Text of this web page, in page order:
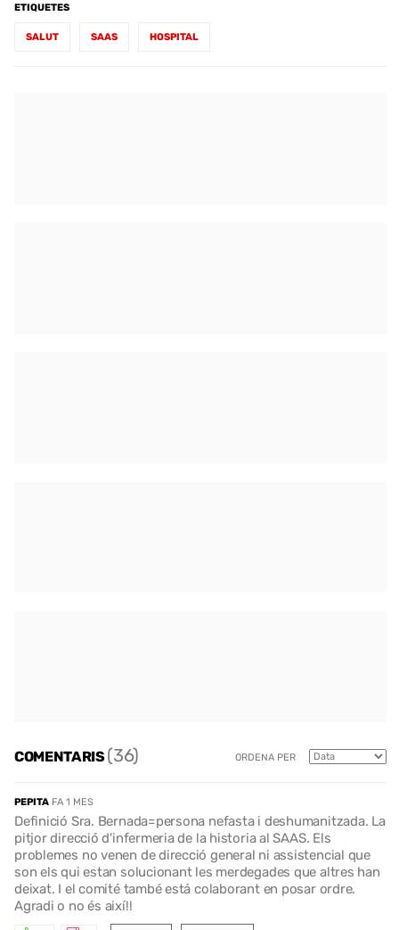
ETIQUETES
SALUT SAAS HOSPITAL
COMENTARIS(36) ORDENA PER
PEPITA FA 1 MES
Definició Sra. Bernada=persona nefasta i deshumanitzada. La
pitjor direcció d'infermeria de la historia al SAAS. Els
problemes no venen de direcció general ni assistencial que
son els qui estan solucionant les merdegades que altres han
deixat. I el comité també está colaborant en posar ordre.
Agradi o no és així!!